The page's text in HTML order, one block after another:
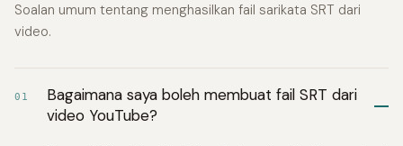
Soalan umum tentang menghasilkan fail sarikata SRT dari
video.
01
Bagaimana saya boleh membuat fail SRT dari
video YouTube?